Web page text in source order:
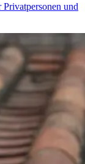
Privatpersonen und